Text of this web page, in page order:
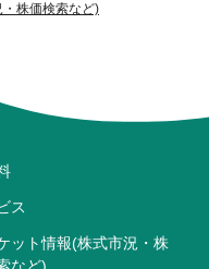
株価検索など)
ス
ット情報(株式市況・株
など)